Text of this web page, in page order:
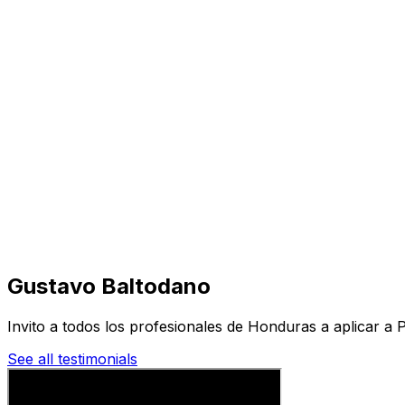
Gustavo Baltodano
Invito a todos los profesionales de Honduras a aplicar a
See all testimonials